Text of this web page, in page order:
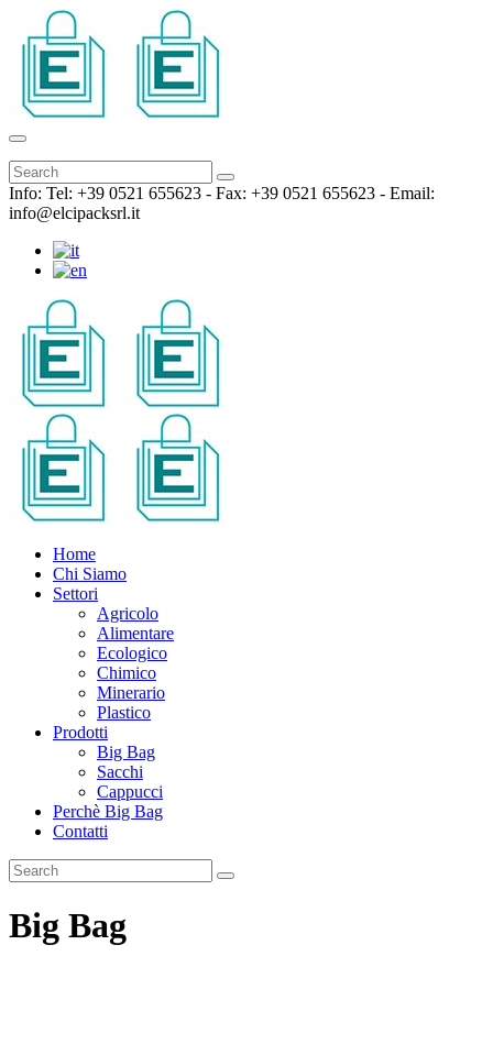
Info: Tel: +39 0521 655623 - Fax: +39 0521 655623 - Email:
info@elcipacksrl.it
Home
Chi Siamo
Settori
Agricolo
Alimentare
Ecologico
Chimico
Minerario
Plastico
Prodotti
Big Bag
Sacchi
Cappucci
Perchè Big Bag
Contatti
Big Bag